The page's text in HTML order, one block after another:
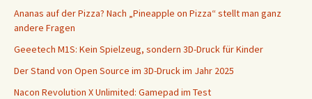
Ananas auf der Pizza? Nach „Pineapple on Pizza“ stellt man ganz
andere Fragen
Geeetech M1S: Kein Spielzeug, sondern 3D-Druck für Kinder
Der Stand von Open Source im 3D-Druck im Jahr 2025
Nacon Revolution X Unlimited: Gamepad im Test